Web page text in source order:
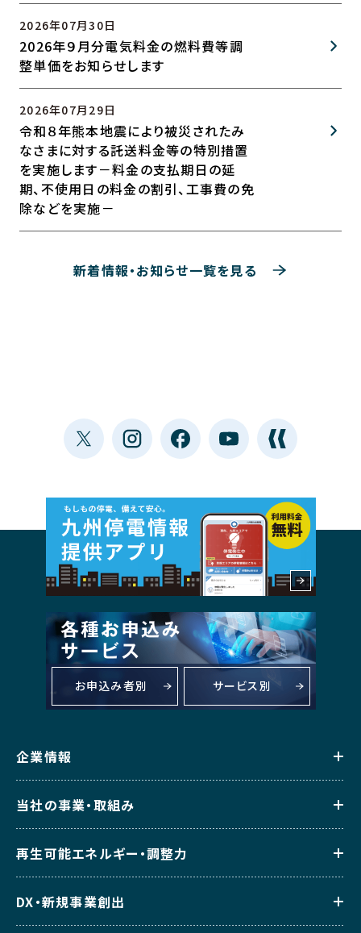
2026年07月30日
2026年９月分電気料金の燃料費等調
整単価をお知らせします
2026年07月29日
令和８年熊本地震により被災されたみ
なさまに対する託送料金等の特別措置
を実施します－料金の支払期日の延
期、不使用日の料金の割引、工事費の免
除などを実施－
新着情報・お知らせ一覧を見る
お申込み者別 サービス別
企業情報
当社の事業・取組み
再生可能エネルギー・調整力
DX・新規事業創出